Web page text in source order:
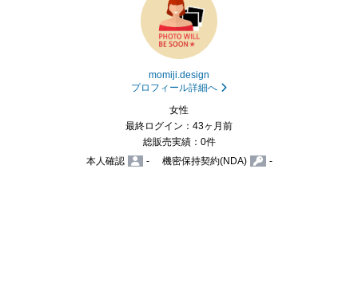
momiji.design
プロフィール詳細へ
女性
最終ログイン：43ヶ月前
総販売実績：0件
本人確認
- 機密保持契約(NDA) -